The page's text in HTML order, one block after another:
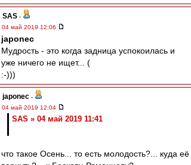
SAS -
04 май 2019 12:06
japonec
Мудрость - это когда задница успокоилась и
уже ничего не ищет... (
:-)))
japonec -
04 май 2019 12:04
SAS » 04 май 2019 11:41
что такое Осень... то есть молодость?... куда её